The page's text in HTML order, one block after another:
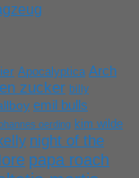
Apocalyptica Arch
zucker billy
emil bulls
oerding kim wilde
night of the
papa roach